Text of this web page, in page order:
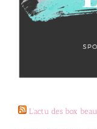
L’actu des box